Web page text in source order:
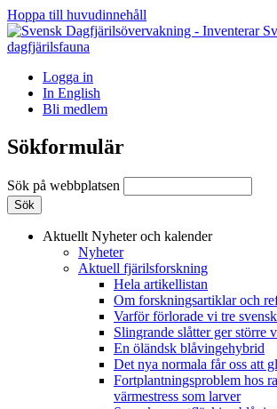
Hoppa till huvudinnehåll
Logga in
In English
Bli medlem
Sökformulär
Sök på webbplatsen
Aktuellt Nyheter och kalender
Nyheter
Aktuell fjärilsforskning
Hela artikellistan
Om forskningsartiklar och
Varför förlorade vi tre
Slingrande slåtter ger större
En öländsk blåvingehybrid
Det nya normala får oss att
Fortplantningsproblem hos
värmestress som larver